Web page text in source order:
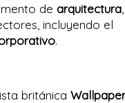
de arquitectura
incluyendo el
.
británica Wallpaper